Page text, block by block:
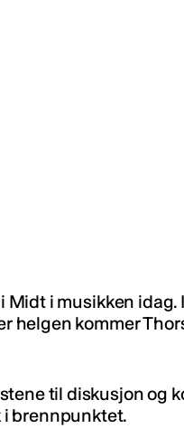
i musikken idag.
helgen kommer
til diskusjon og
i brennpunktet.